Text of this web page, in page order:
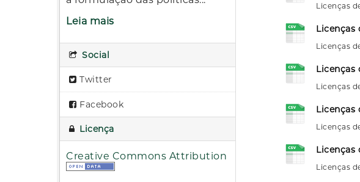
Leia mais
Social
Twitter
Facebook
Licença
Creative Commons Attribution
Licenças
Licenças
Licenças
Licenças
Licenças
Licenças
Licenças
Licenças
Licenças